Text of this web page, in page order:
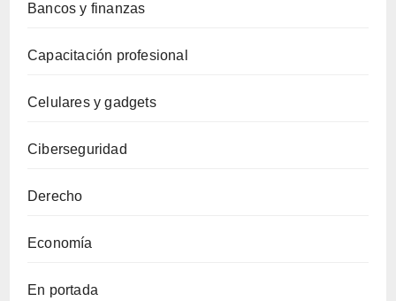
Bancos y finanzas
Capacitación profesional
Celulares y gadgets
Ciberseguridad
Derecho
Economía
En portada